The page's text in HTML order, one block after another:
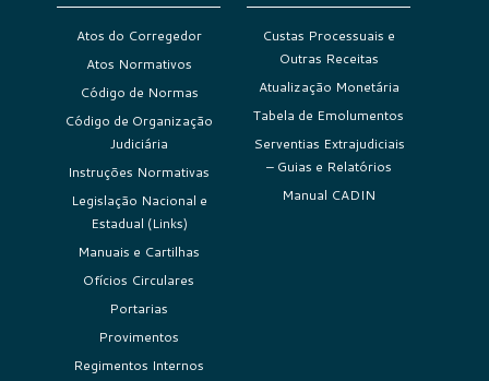
Atos do Corregedor
Atos Normativos
Código de Normas
Código de Organização
Judiciária
Instruções Normativas
Legislação Nacional e
Estadual (Links)
Manuais e Cartilhas
Ofícios Circulares
Portarias
Provimentos
Regimentos Internos
Custas Processuais e
Outras Receitas
Atualização Monetária
Tabela de Emolumentos
Serventias Extrajudiciais
– Guias e Relatórios
Manual CADIN